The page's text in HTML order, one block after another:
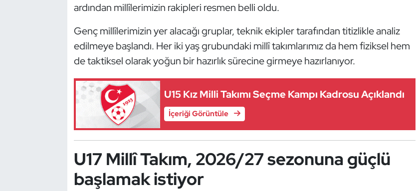
ardından millîlerimizin rakipleri resmen belli oldu.
Genç millîlerimizin yer alacağı gruplar, teknik ekipler tarafından titizlikle analiz
edilmeye başlandı. Her iki yaş grubundaki millî takımlarımız da hem fiziksel hem
de taktiksel olarak yoğun bir hazırlık sürecine girmeye hazırlanıyor.
U15 Kız Milli Takımı Seçme Kampı Kadrosu Açıklandı
İçeriği Görüntüle
U17 Millî Takım, 2026/27 sezonuna güçlü
başlamak istiyor
İşitme Engelli Sporcular